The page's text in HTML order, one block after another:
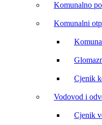
Komunalno
Komunalni
Cjenik
Vodovod i
Cjenik